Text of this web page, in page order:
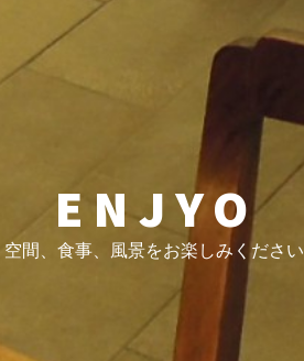
ENJYO
空間、食事、風景をお楽しみください